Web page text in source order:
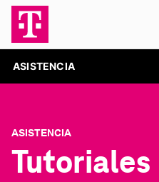
ASISTENCIA
ASISTENCIA
Tutoriales